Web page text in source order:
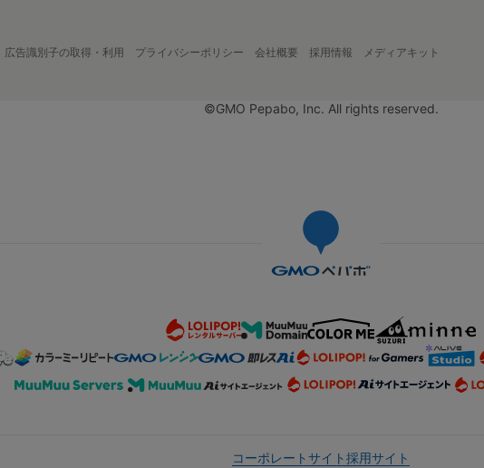
広告識別子の取得・利用 プライバシーポリシー 会社概要 採用情報 メディアキット
©GMO Pepabo, Inc. All rights reserved.
コーポレートサイト採用サイト